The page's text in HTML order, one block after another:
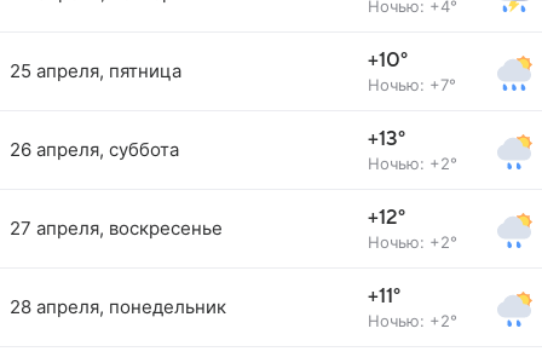
Ночью: +4°
25 апреля, пятница +10°
Ночью: +7°
26 апреля, суббота +13°
Ночью: +2°
27 апреля, воскресенье +12°
Ночью: +2°
28 апреля, понедельник +11°
Ночью: +2°